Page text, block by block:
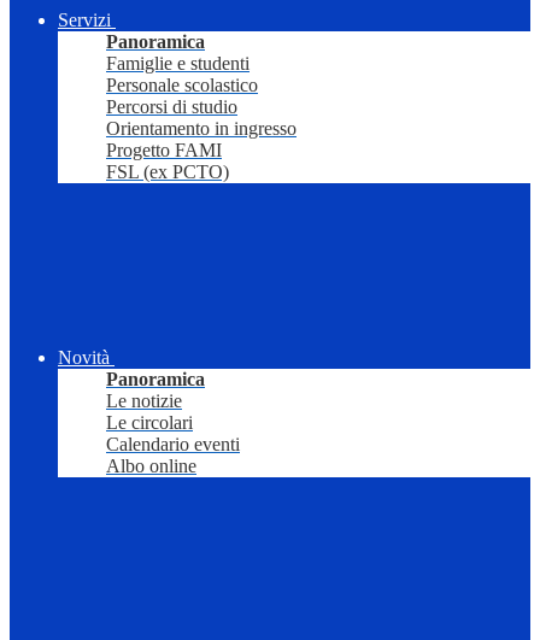
Servizi
Panoramica
Famiglie e studenti
Personale scolastico
Percorsi di studio
Orientamento in ingresso
Progetto FAMI
FSL (ex PCTO)
Novità
Panoramica
Le notizie
Le circolari
Calendario eventi
Albo online